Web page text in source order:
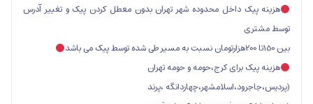
داخل محدوده شهر تهران بدون معطل کردن پیک و تغییر آدرس
برای کرج،حومه و حومه تهران
،پرند